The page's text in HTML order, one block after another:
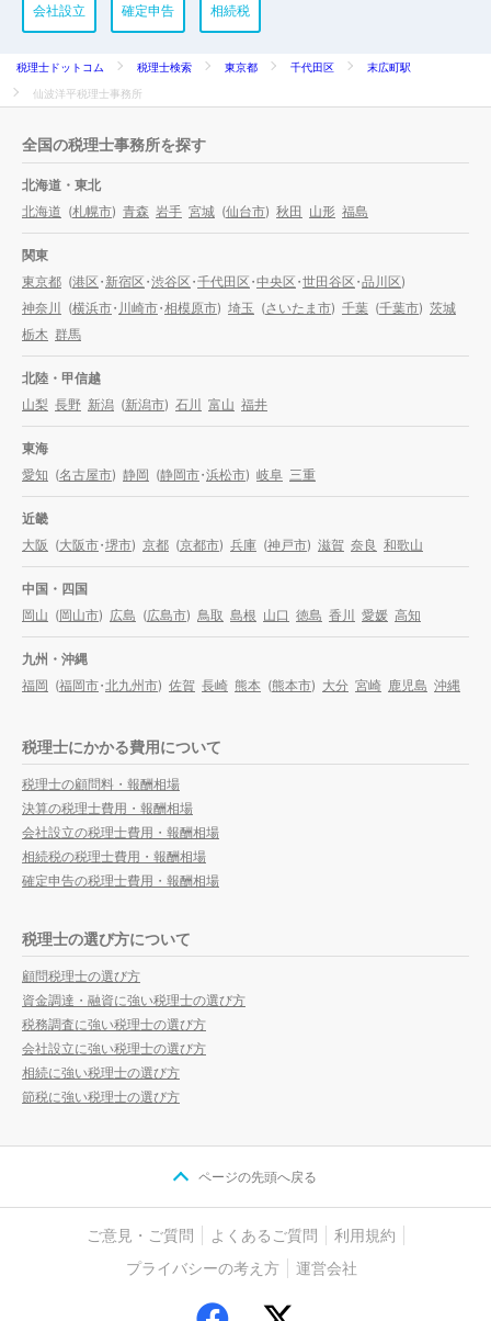
会社設立 確定申告 相続税
税理士ドットコム 税理士検索 東京都 千代田区
末広町駅
仙波洋平税理士事務所
全国の税理士事務所を探す
北海道・東北
北海道 (札幌市) 青森 岩手 宮城 (仙台市) 秋田 山形 福島
関東
東京都 (港区・新宿区・渋谷区・千代田区・中央区・世田谷区・品川区)
神奈川 (横浜市・川崎市・相模原市) 埼玉 (さいたま市) 千葉 (千葉市) 茨城
栃木 群馬
北陸・甲信越
山梨 長野 新潟 (新潟市) 石川 富山 福井
東海
愛知 (名古屋市) 静岡 (静岡市・浜松市) 岐阜 三重
近畿
大阪 (大阪市・堺市) 京都 (京都市) 兵庫 (神戸市) 滋賀 奈良 和歌山
中国・四国
岡山 (岡山市) 広島 (広島市) 鳥取 島根 山口 徳島 香川 愛媛 高知
九州・沖縄
福岡 (福岡市・北九州市) 佐賀 長崎 熊本 (熊本市) 大分 宮崎 鹿児島 沖縄
税理士にかかる費用について
税理士の顧問料・報酬相場
決算の税理士費用・報酬相場
会社設立の税理士費用・報酬相場
相続税の税理士費用・報酬相場
確定申告の税理士費用・報酬相場
税理士の選び方について
顧問税理士の選び方
資金調達・融資に強い税理士の選び方
税務調査に強い税理士の選び方
会社設立に強い税理士の選び方
相続に強い税理士の選び方
節税に強い税理士の選び方
ページの先頭へ戻る
ご意見・ご質問 よくあるご質問
利用規約
プライバシーの考え方
運営会社